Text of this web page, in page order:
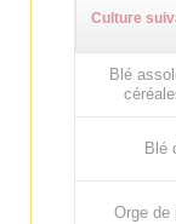
Culture
Blé
Blé
Orge de